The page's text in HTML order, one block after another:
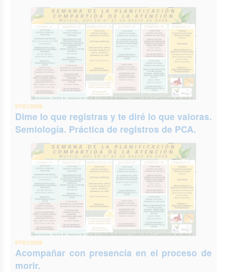
07/01/2026
Dime lo que registras y te diré lo que valoras.
Semiología. Práctica de registros de PCA.
07/01/2026
Acompañar con presencia en el proceso de
morir.